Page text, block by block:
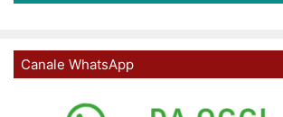
Canale WhatsApp